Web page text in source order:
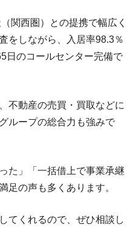
関西圏）との提携で幅広く
をしながら、入居率98.3％
日のコールセンター完備で
不動産の売買・買取などに
ループの総合力も強みで
た」「一括借上で事業承継
足の声も多くあります。
てくれるので、ぜひ相談し